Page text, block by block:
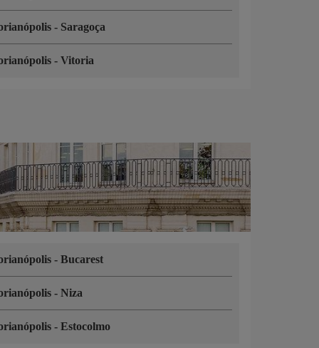
- Saragoça
-Vitoria
-Bucarest
-Niza
-Estocolmo